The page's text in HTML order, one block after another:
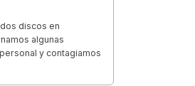
discos en
algunas
y contagiamos